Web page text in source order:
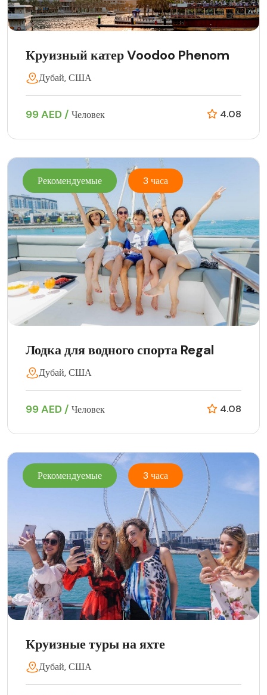
Круизный катер Voodoo Phenom
Дубай, США
99 AED / Человек 4.08
Рекомендуемые 3 часа
Лодка для водного спорта Regal
Дубай, США
99 AED / Человек 4.08
Рекомендуемые 3 часа
Круизные туры на яхте
Дубай, США